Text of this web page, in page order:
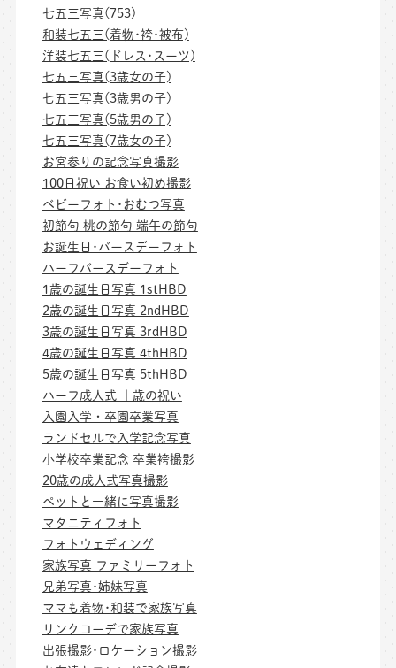
七五三写真(753)
和装七五三(着物･袴･被布)
洋装七五三(ドレス･スーツ)
七五三写真(3歳女の子)
七五三写真(3歳男の子)
七五三写真(5歳男の子)
七五三写真(7歳女の子)
お宮参りの記念写真撮影
100日祝い お食い初め撮影
ベビーフォト･おむつ写真
初節句 桃の節句 端午の節句
お誕生日･バースデーフォト
ハーフバースデーフォト
1歳の誕生日写真 1stHBD
2歳の誕生日写真 2ndHBD
3歳の誕生日写真 3rdHBD
4歳の誕生日写真 4thHBD
5歳の誕生日写真 5thHBD
ハーフ成人式 十歳の祝い
入園入学・卒園卒業写真
ランドセルで入学記念写真
小学校卒業記念 卒業袴撮影
20歳の成人式写真撮影
ペットと一緒に写真撮影
マタニティフォト
フォトウェディング
家族写真 ファミリーフォト
兄弟写真･姉妹写真
ママも着物･和装で家族写真
リンクコーデで家族写真
出張撮影･ロケーション撮影